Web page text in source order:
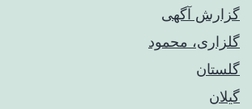
گزارش آگهی
گلزاری، محمود
گلستان
گیلان